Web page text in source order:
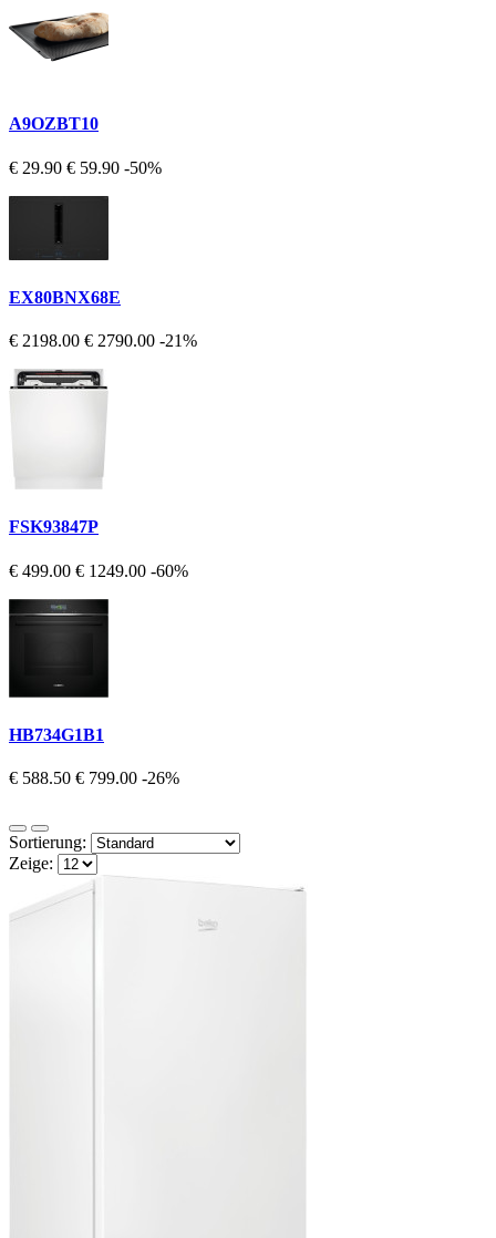
A9OZBT10
€ 29.90 € 59.90 -50%
EX80BNX68E
€ 2198.00 € 2790.00 -21%
FSK93847P
€ 499.00 € 1249.00 -60%
HB734G1B1
€ 588.50 € 799.00 -26%
Sortierung:
Zeige: